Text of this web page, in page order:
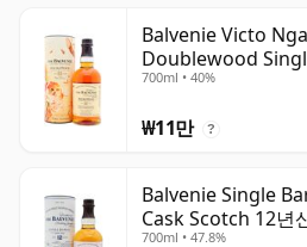
Balvenie Victo
Doublewood
700ml • 40%
₩11만 ?
Balvenie Single
Cask Scotch 12년
700ml • 47.8%